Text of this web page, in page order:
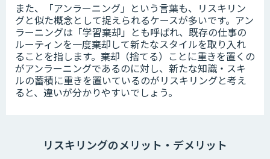
また、「アンラーニング」という言葉も、リスキリン
グと似た概念として捉えられるケースが多いです。アン
ラーニングは「学習棄却」とも呼ばれ、既存の仕事の
ルーティンを一度棄却して新たなスタイルを取り入れ
ることを指します。棄却（捨てる）ことに重きを置くの
がアンラーニングであるのに対し、新たな知識・スキ
ルの蓄積に重きを置いているのがリスキリングと考え
ると、違いが分かりやすいでしょう。
リスキリングのメリット・デメリット